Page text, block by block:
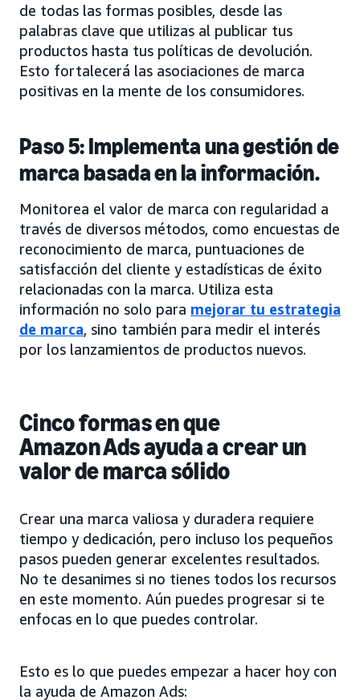
de todas las formas posibles, desde las
palabras clave que utilizas al publicar tus
productos hasta tus políticas de devolución.
Esto fortalecerá las asociaciones de marca
positivas en la mente de los consumidores.
Paso 5: Implementa una gestión de
marca basada en la información.
Monitorea el valor de marca con regularidad a
través de diversos métodos, como encuestas de
reconocimiento de marca, puntuaciones de
satisfacción del cliente y estadísticas de éxito
relacionadas con la marca. Utiliza esta
información no solo para mejorar tu estrategia
de marca, sino también para medir el interés
por los lanzamientos de productos nuevos.
Cinco formas en que
Amazon Ads ayuda a crear un
valor de marca sólido
Crear una marca valiosa y duradera requiere
tiempo y dedicación, pero incluso los pequeños
pasos pueden generar excelentes resultados.
No te desanimes si no tienes todos los recursos
en este momento. Aún puedes progresar si te
enfocas en lo que puedes controlar.
Esto es lo que puedes empezar a hacer hoy con
la ayuda de Amazon Ads: